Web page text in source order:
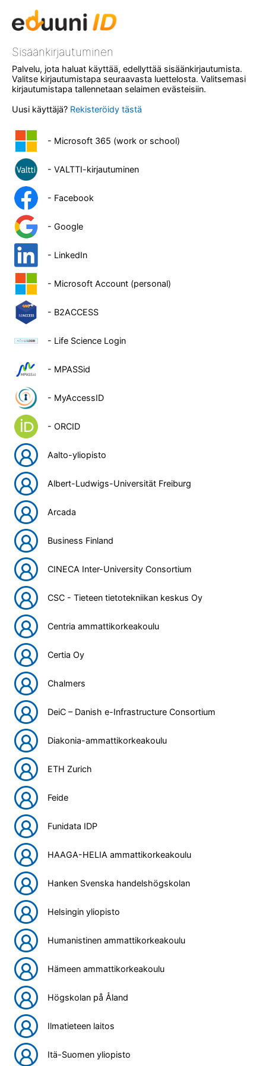
Sisäänkirjautuminen
Palvelu, jota haluat käyttää, edellyttää sisäänkirjautumista.
Valitse kirjautumistapa seuraavasta luettelosta. Valitsemasi
kirjautumistapa tallennetaan selaimen evästeisiin.
Uusi käyttäjä? Rekisteröidy tästä
- Microsoft 365 (work or school)
- VALTTI-kirjautuminen
- Facebook
- Google
- LinkedIn
- Microsoft Account (personal)
- B2ACCESS
- Life Science Login
- MPASSid
- MyAccessID
- ORCID
Aalto-yliopisto
Albert-Ludwigs-Universität Freiburg
Arcada
Business Finland
CINECA Inter-University Consortium
CSC - Tieteen tietotekniikan keskus Oy
Centria ammattikorkeakoulu
Certia Oy
Chalmers
DeiC – Danish e-Infrastructure Consortium
Diakonia-ammattikorkeakoulu
ETH Zurich
Feide
Funidata IDP
HAAGA-HELIA ammattikorkeakoulu
Hanken Svenska handelshögskolan
Helsingin yliopisto
Humanistinen ammattikorkeakoulu
Hämeen ammattikorkeakoulu
Högskolan på Åland
Ilmatieteen laitos
Itä-Suomen yliopisto